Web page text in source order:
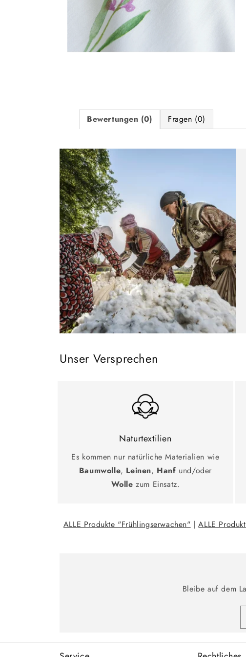
Bewertungen (0) Fragen (0)
Unser Versprechen
Naturtextilien
Es kommen nur natürliche Materialien wie
Baumwolle, Leinen, Hanf und/oder
Wolle zum Einsatz.
ALLE Produkte "Frühlingserwachen" |ALLE
Bleibe auf dem